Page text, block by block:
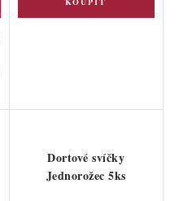
Dortové svíčky
Jednorožec 5ks